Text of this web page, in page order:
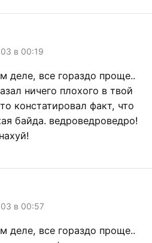
в 00:19
деле, все гораздо проще..
ничего плохого в твой
констатировал факт, что
байда. ведроведроведро!
в 00:57
деле, все гораздо проще..